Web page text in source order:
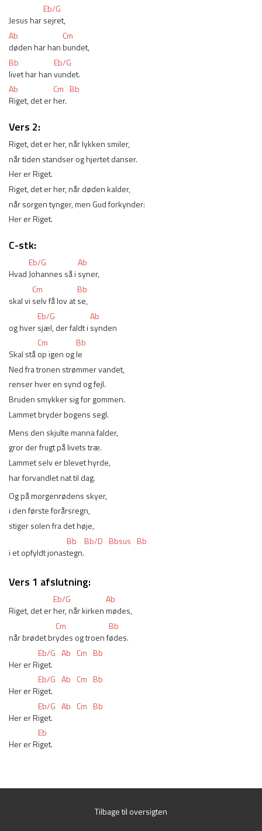
Eb/G
Jesus har sejret,
Ab
Cm
døden har han bundet,
Bb
Eb/G
livet har han vundet.
Ab
Cm Bb
Riget, det er her.
Vers 2:
Riget, det er her, når lykken smiler,
når tiden standser og hjertet danser.
Her er Riget.
Riget, det er her, når døden kalder,
når sorgen tynger, men Gud forkynder:
Her er Riget.
C-stk:
Eb/G
Ab
Hvad Johannes så i syner,
Cm
Bb
skal vi selv få lov at se,
Eb/G
Ab
og hver sjæl, der faldt i synden
Cm
Bb
Skal stå op igen og le
Ned fra tronen strømmer vandet,
renser hver en synd og fejl.
Bruden smykker sig for gommen.
Lammet bryder bogens segl.
Mens den skjulte manna falder,
gror der frugt på livets træ.
Lammet selv er blevet hyrde,
har forvandlet nat til dag.
Og på morgenrødens skyer,
i den første forårsregn,
stiger solen fra det høje,
Bb
Bb/D Bbsus Bb
i et opfyldt jonastegn.
Vers 1 afslutning:
Eb/G
Ab
Riget, det er her, når kirken mødes,
Cm
Bb
når brødet brydes og troen fødes.
Eb/G Ab Cm Bb
Her er Riget.
Eb/G Ab Cm Bb
Her er Riget.
Eb/G Ab Cm Bb
Her er Riget.
Eb
Her er Riget.
Tilbage til oversigten